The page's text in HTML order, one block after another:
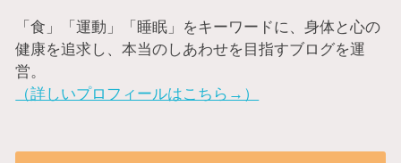
「食」「運動」「睡眠」をキーワードに、身体と心の
健康を追求し、本当のしあわせを目指すブログを運
営。
（詳しいプロフィールはこちら→）